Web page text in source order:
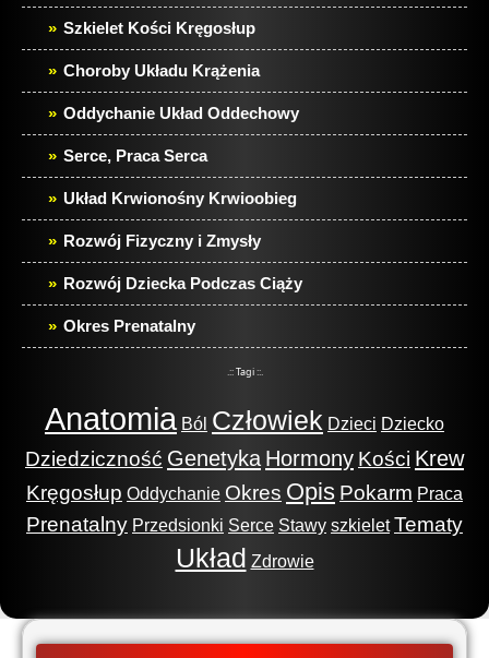
Szkielet Kości Kręgosłup
Choroby Układu Krążenia
Oddychanie Układ Oddechowy
Serce, Praca Serca
Układ Krwionośny Krwioobieg
Rozwój Fizyczny i Zmysły
Rozwój Dziecka Podczas Ciąży
Okres Prenatalny
.:: Tagi ::.
Anatomia Ból Człowiek Dzieci Dziecko
Dziedziczność Genetyka Hormony Kości Krew
Kręgosłup Oddychanie Okres Opis Pokarm Praca
Prenatalny Przedsionki Serce Stawy szkielet Tematy
Układ Zdrowie